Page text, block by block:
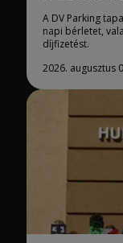
A DV Parking
napi bérletet,
díjfizetést.
2026. augusztus